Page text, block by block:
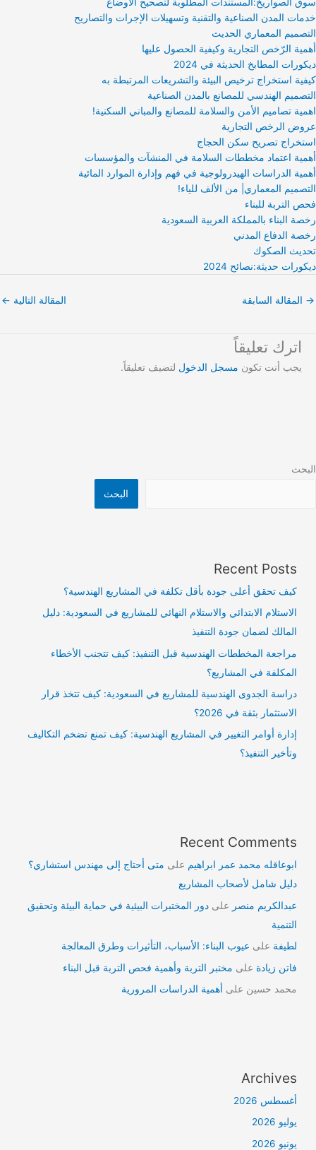
خدمات المدن الصناعية والتقنية وتسهيلات الإجرات والتصاريح
التصميم المعماري الحديث
أهمية الرّخص التجارية وكيفية الحصول عليها
ديكورات المطابخ الحديثة في 2024
كيفية استخراج ترخيص البيئة والتشريعات المرتبطة به
التصميم الهندسي للمصانع بالمدن الصناعية
اهمية تصاميم الأمن والسلامة للمصانع والمباني السكنية!
عروض الرخص التجارية
استخراج تصريح سكن الحجاج
أهمية اعتماد مخططات السلامة في المنشآت والمؤسسات
أهمية الدراسات الهيدرولوجية في فهم وإدارة الموارد المائية
التصميم المعماري| من الألف للياء!
فحص التربة للبناء
رخصة البناء بالمملكة العربية السعودية
رخصة الدفاع المدني
تحديث الصكوك
ديكورات حديثة:نصائح 2024
→ المقالة السابقة المقالة التالية ←
اترك تعليقاً
يجب أنت تكون مسجل الدخول لتضيف تعليقاً.
البحث
البحث
Recent Posts
كيف تحقق أعلى جودة بأقل تكلفة في المشاريع الهندسية؟
الاستلام الابتدائي والاستلام النهائي للمشاريع في السعودية: دليل
المالك لضمان جودة التنفيذ
مراجعة المخططات الهندسية قبل التنفيذ: كيف تتجنب الأخطاء
المكلفة في المشاريع؟
دراسة الجدوى الهندسية للمشاريع في السعودية: كيف تتخذ قرار
الاستثمار بثقة في 2026؟
إدارة أوامر التغيير في المشاريع الهندسية: كيف تمنع تضخم التكاليف
وتأخير التنفيذ؟
Recent Comments
ابوعاقله محمد عمر ابراهيم على متى أحتاج إلى مهندس استشاري؟
دليل شامل لأصحاب المشاريع
عبدالكريم منصر علىدور المختبرات البيئية في حماية البيئة وتحقيق
التنمية
لطيفة على عيوب البناء: الأسباب، التأثيرات وطرق المعالجة
فاتن زيادة على مختبر التربة وأهمية فحص التربة قبل البناء
محمد حسين على أهمية الدراسات المرورية
Archives
أغسطس 2026
يوليو 2026
يونيو 2026